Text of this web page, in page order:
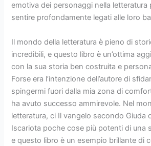
emotiva dei personaggi nella
sentire profondamente legati alle loro
Il mondo della letteratura è pieno di
incredibili, e questo libro è un’ottima
con la sua storia ben costruita e
Forse era l’intenzione dell’autore di
spingermi fuori dalla mia zona di
ha avuto successo ammirevole. Nel
letteratura, ci Il vangelo secondo Giuda
Iscariota poche cose più potenti di una
e questo libro è un esempio brillante di